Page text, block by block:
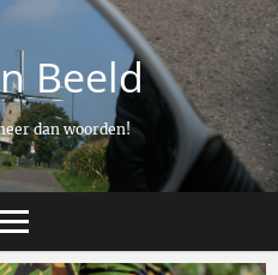
Beeld
dan woorden!